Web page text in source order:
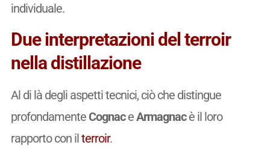
individuale.
Due interpretazioni del terroir
nella distillazione
Al di là degli aspetti tecnici, ciò che distingue
profondamente CognaceArmagnacè il loro
rapporto con ilterroir.